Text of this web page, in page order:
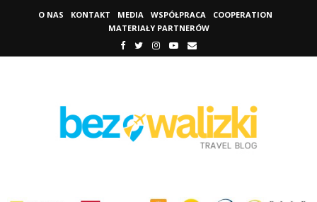
O NAS KONTAKT MEDIA WSPÓŁPRACA
COOPERATION
MATERIAŁY PARTNERÓW